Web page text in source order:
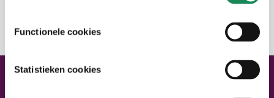
Functionele cookies
Statistieken cookies